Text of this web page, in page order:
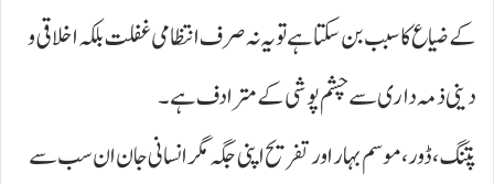
کے ضیاع کا سبب بن سکتا ہے تو یہ نہ صرف انتظامی غفلت بلکہ اخلاقی و
دینی ذمہ داری سے چشم پوشی کے مترادف ہے۔
پتنگ، ڈور، موسم بہار اور تفریح اپنی جگہ مگر انسانی جان ان سب سے